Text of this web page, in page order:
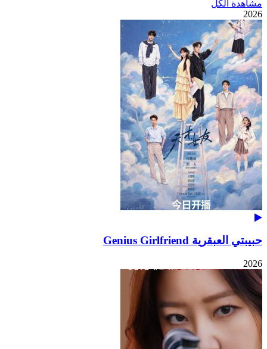
مشاهدة الكل
2026
حبيبتي العبقرية Genius Girlfriend
2026